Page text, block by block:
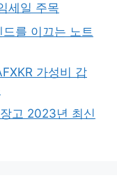
세일 주목
를 이끄는 노트
가성비 갑
고 2023년 최신